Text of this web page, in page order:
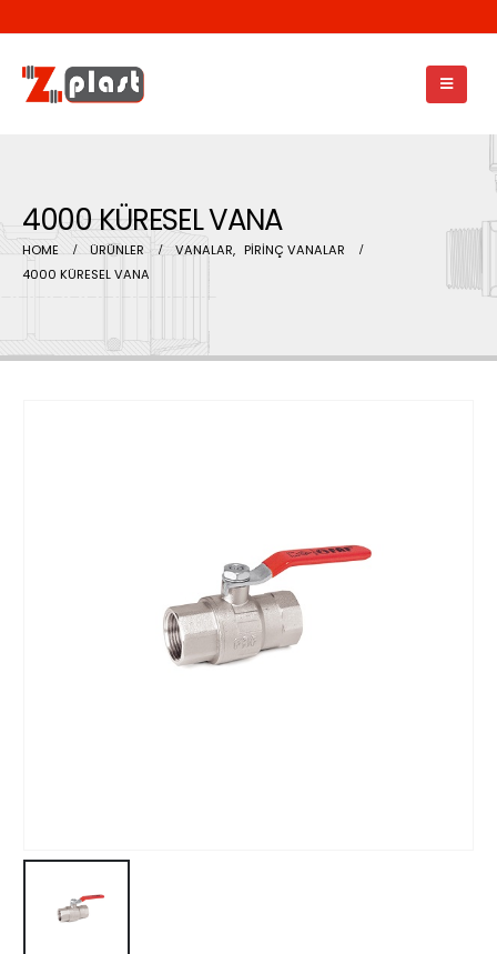
4000 KÜRESEL VANA
HOME ÜRÜNLER VANALAR, PİRİNÇ VANALAR
4000 KÜRESEL VANA